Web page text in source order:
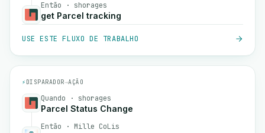
Então · shorages
get Parcel tracking
USE ESTE FLUXO DE TRABALHO
⚡ DISPARADOR→AÇÃO
Quando · shorages
Parcel Status Change
Então · Mille CoLis